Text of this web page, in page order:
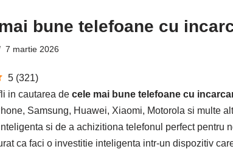
bune telefoane cu
7 martie 2026
5 (321)
in cautarea de cele mai bune telefoane cu
Samsung, Huawei, Xiaomi, Motorola si multe
si de a achizitiona telefonul perfect
ca faci o investitie inteligenta intr-un dispozitiv